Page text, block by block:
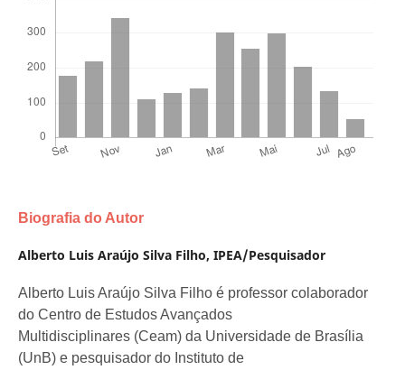
Biografia do Autor
Alberto Luis Araújo Silva Filho, IPEA/Pesquisador
Alberto Luis Araújo Silva Filho é professor colaborador
do Centro de Estudos Avançados
Multidisciplinares (Ceam) da Universidade de Brasília
(UnB) e pesquisador do Instituto de